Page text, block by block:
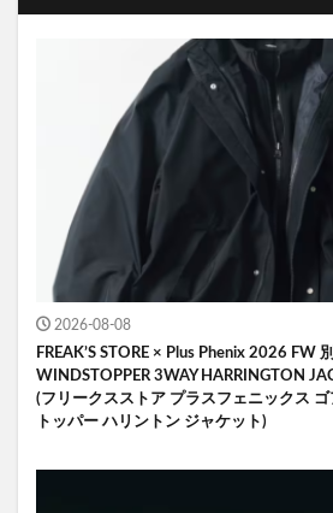
2026-08-08
FREAK’S STORE × Plus Phenix 2026 FW
WINDSTOPPER 3WAY HARRINGTON
(フリークスストア プラスフェニックス
トッパー ハリントン ジャケット)